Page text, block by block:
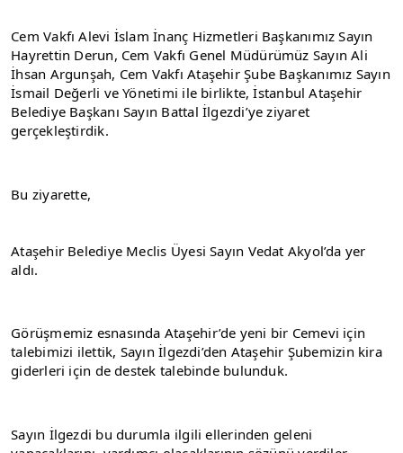
Cem Vakfı Alevi İslam İnanç Hizmetleri Başkanımız Sayın
Hayrettin Derun, Cem Vakfı Genel Müdürümüz Sayın Ali
İhsan Argunşah, Cem Vakfı Ataşehir Şube Başkanımız Sayın
İsmail Değerli ve Yönetimi ile birlikte, İstanbul Ataşehir
Belediye Başkanı Sayın Battal İlgezdi’ye ziyaret
gerçekleştirdik.
Bu ziyarette,
Ataşehir Belediye Meclis Üyesi Sayın Vedat Akyol’da yer
aldı.
Görüşmemiz esnasında Ataşehir’de yeni bir Cemevi için
talebimizi ilettik, Sayın İlgezdi’den Ataşehir Şubemizin kira
giderleri için de destek talebinde bulunduk.
Sayın İlgezdi bu durumla ilgili ellerinden geleni